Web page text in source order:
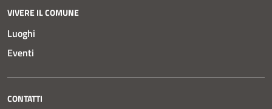
VIVERE IL COMUNE
Luoghi
Eventi
CONTATTI